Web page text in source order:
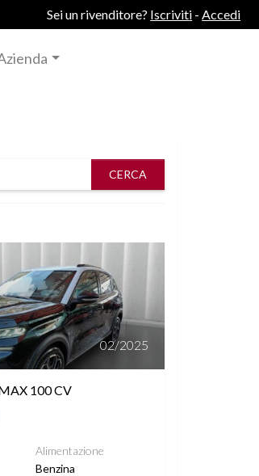
Sei un rivenditore? Iscriviti - Accedi
02/2025
100 CV
Alimentazione
Benzina